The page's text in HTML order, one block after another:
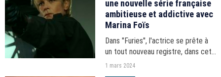
une nouvelle série française
ambitieuse et addictive avec
Marina Foïs
Dans "Furies", l'actrice se prête à
un tout nouveau registre, dans cete
série en forme de thriller explosif
1 mars 2024